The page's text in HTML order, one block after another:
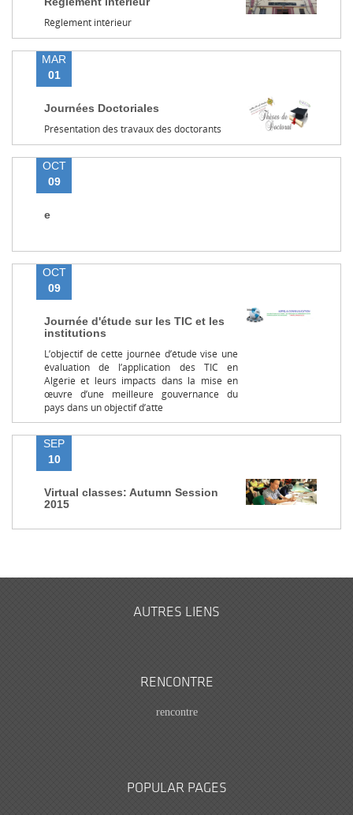
Règlement intérieur
MAR
01
Journées Doctoriales
Présentation des travaux des doctorants
OCT
09
e
OCT
09
Journée d'étude sur les TIC et les
institutions
L’objectif de cette journée d’étude vise une
évaluation de l’application des TIC en
Algérie et leurs impacts dans la mise en
œuvre d’une meilleure gouvernance du
pays dans un objectif d’atte
SEP
10
Virtual classes: Autumn Session
2015
AUTRES LIENS
RENCONTRE
rencontre
POPULAR PAGES